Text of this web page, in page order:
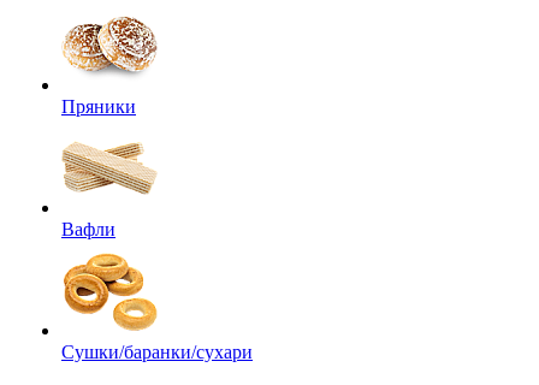
Пряники
Вафли
Сушки/баранки/сухари